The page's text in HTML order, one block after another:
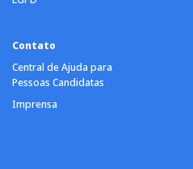
Contato
Central de Ajuda para
Pessoas Candidatas
Imprensa